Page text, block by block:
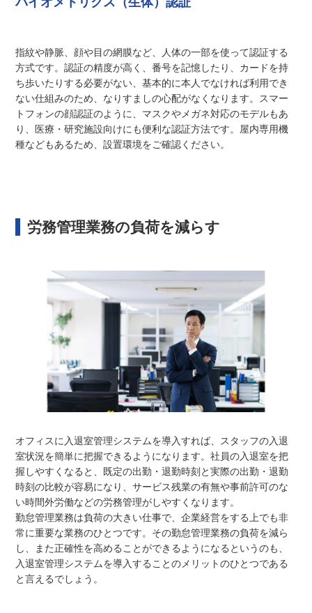
指紋や静脈、顔や目の網膜など、人体の一部を使って認証する
方式です。認証の精度が高く、番号を記憶したり、カードを持
ち歩いたりする必要がない、基本的に本人でなければ利用でき
ない仕組みのため、なりすましの心配がなくなります。スマー
トフォンの顔認証のように、マスクやメガネ対応のモデルもあ
り、医療・研究施設向けにも便利な認証方法です。屋内専用機
種などもあるため、設置環境をご確認ください。
労務管理業務の負荷を減らす
オフィスに入退室管理システムを導入すれば、スタッフの入退
室状況を簡単に把握できるようになります。社員の入退室を把
握しやすくなると、既定の出勤・退勤時刻と実際の出勤・退勤
時刻の比較が容易になり、サービス残業の有無や事前許可のな
い時間外労働などの労務管理がしやすくなります。
勤怠管理業務は負荷の大きい仕事で、企業経営をする上でも非
常に重要な業務のひとつです。その勤怠管理業務の負荷を減ら
し、また正確性を高めることができるようになるというのも、
入退室管理システムを導入することのメリットのひとつである
と言えるでしょう。